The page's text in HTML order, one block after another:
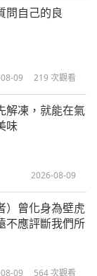
這個，我不
原諒我。
。這意味著
蘭」，意思是
持和平。因為
吧？所以，
如何，記住
視所有人皆
自己的親人給
記住這一點。
知一樣，祝
在哪裡？」
〉（七集之
來（七集之一）
問自己的良
09 219 次觀看
解凍，就能在氣
味
2026-08-09
）曾化身為壁虎
不應評斷我們所
09 564次觀看